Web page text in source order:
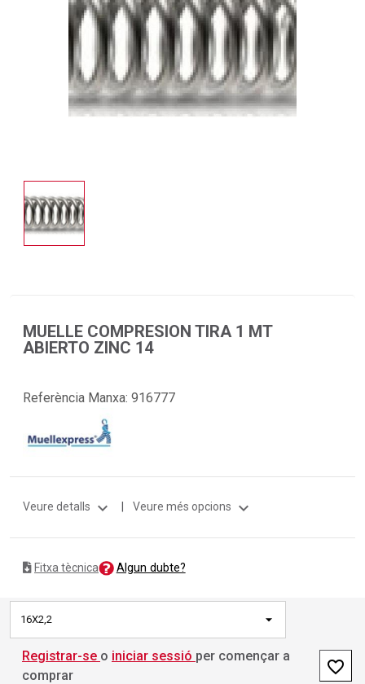
MUELLE COMPRESION TIRA 1 MT
ABIERTO ZINC 14
Referència Manxa: 916777
Veure detalls expand_more Veure més opcions expand_more
Fitxa tècnica Algun dubte?
16X2,2
Registrar-se o iniciar sessió per començar a
comprar
favorite_border